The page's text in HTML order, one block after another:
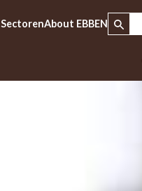
SectorenAbout EBBEN